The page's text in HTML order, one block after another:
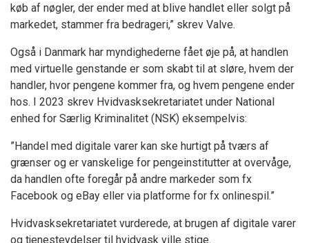
køb af nøgler, der ender med at blive handlet eller solgt på
markedet, stammer fra bedrageri,” skrev Valve.
Også i Danmark har myndighederne fået øje på, at handlen
med virtuelle genstande er som skabt til at sløre, hvem der
handler, hvor pengene kommer fra, og hvem pengene ender
hos. I 2023 skrev Hvidvasksekretariatet under National
enhed for Særlig Kriminalitet (NSK) eksempelvis:
”Handel med digitale varer kan ske hurtigt på tværs af
grænser og er vanskelige for pengeinstitutter at overvåge,
da handlen ofte foregår på andre markeder som fx
Facebook og eBay eller via platforme for fx onlinespil.”
Hvidvasksekretariatet vurderede, at brugen af digitale varer
og tjenesteydelser til hvidvask ville stige.